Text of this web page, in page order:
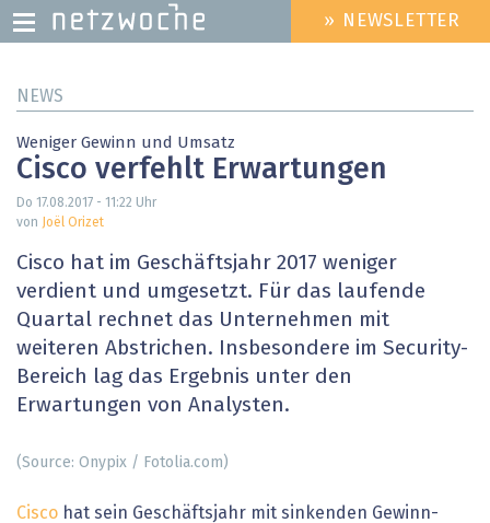
zum
HEADER
MENU
» NEWSLETTER
NEWS
Weniger Gewinn und Umsatz
Cisco verfehlt Erwartungen
Do 17.08.2017 - 11:22 Uhr
von
Joël Orizet
Cisco hat im Geschäftsjahr 2017 weniger
verdient und umgesetzt. Für das laufende
Quartal rechnet das Unternehmen mit
weiteren Abstrichen. Insbesondere im Security-
Bereich lag das Ergebnis unter den
Erwartungen von Analysten.
(Source: Onypix / Fotolia.com)
Cisco hat sein Geschäftsjahr mit sinkenden Gewinn-